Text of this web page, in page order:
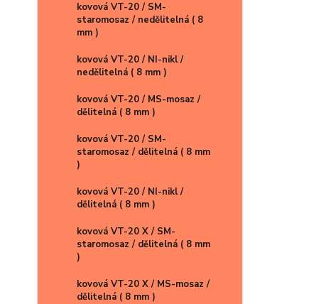
kovová VT-20 / SM-
staromosaz / nedělitelná ( 8
mm )
kovová VT-20 / NI-nikl /
nedělitelná ( 8 mm )
kovová VT-20 / MS-mosaz /
dělitelná ( 8 mm )
kovová VT-20 / SM-
staromosaz / dělitelná ( 8 mm
)
kovová VT-20 / NI-nikl /
dělitelná ( 8 mm )
kovová VT-20 X / SM-
staromosaz / dělitelná ( 8 mm
)
kovová VT-20 X / MS-mosaz /
dělitelná ( 8 mm )